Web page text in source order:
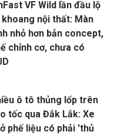
VF Wild lần đầu lộ
nội thất: Màn
nhỏ hơn bản concept,
chỉnh cơ, chưa có
ô tô thủng lốp trên
tốc qua Đắk Lắk: Xe
phế liệu có phải 'thủ